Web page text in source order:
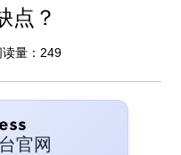
点？
量： 249
官网